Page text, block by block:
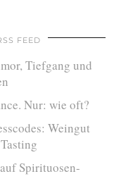
FEED
Tiefgang und
Nur: wie oft?
Weingut
Spirituosen-